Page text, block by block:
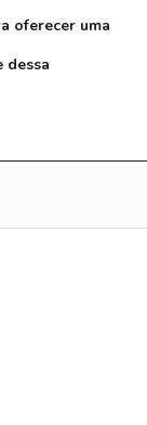
oferecer uma
dessa